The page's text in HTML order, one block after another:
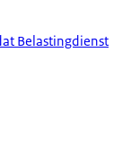
Belastingdienst